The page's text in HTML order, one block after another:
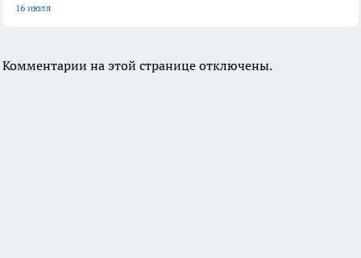
16 июля
Комментарии на этой странице отключены.